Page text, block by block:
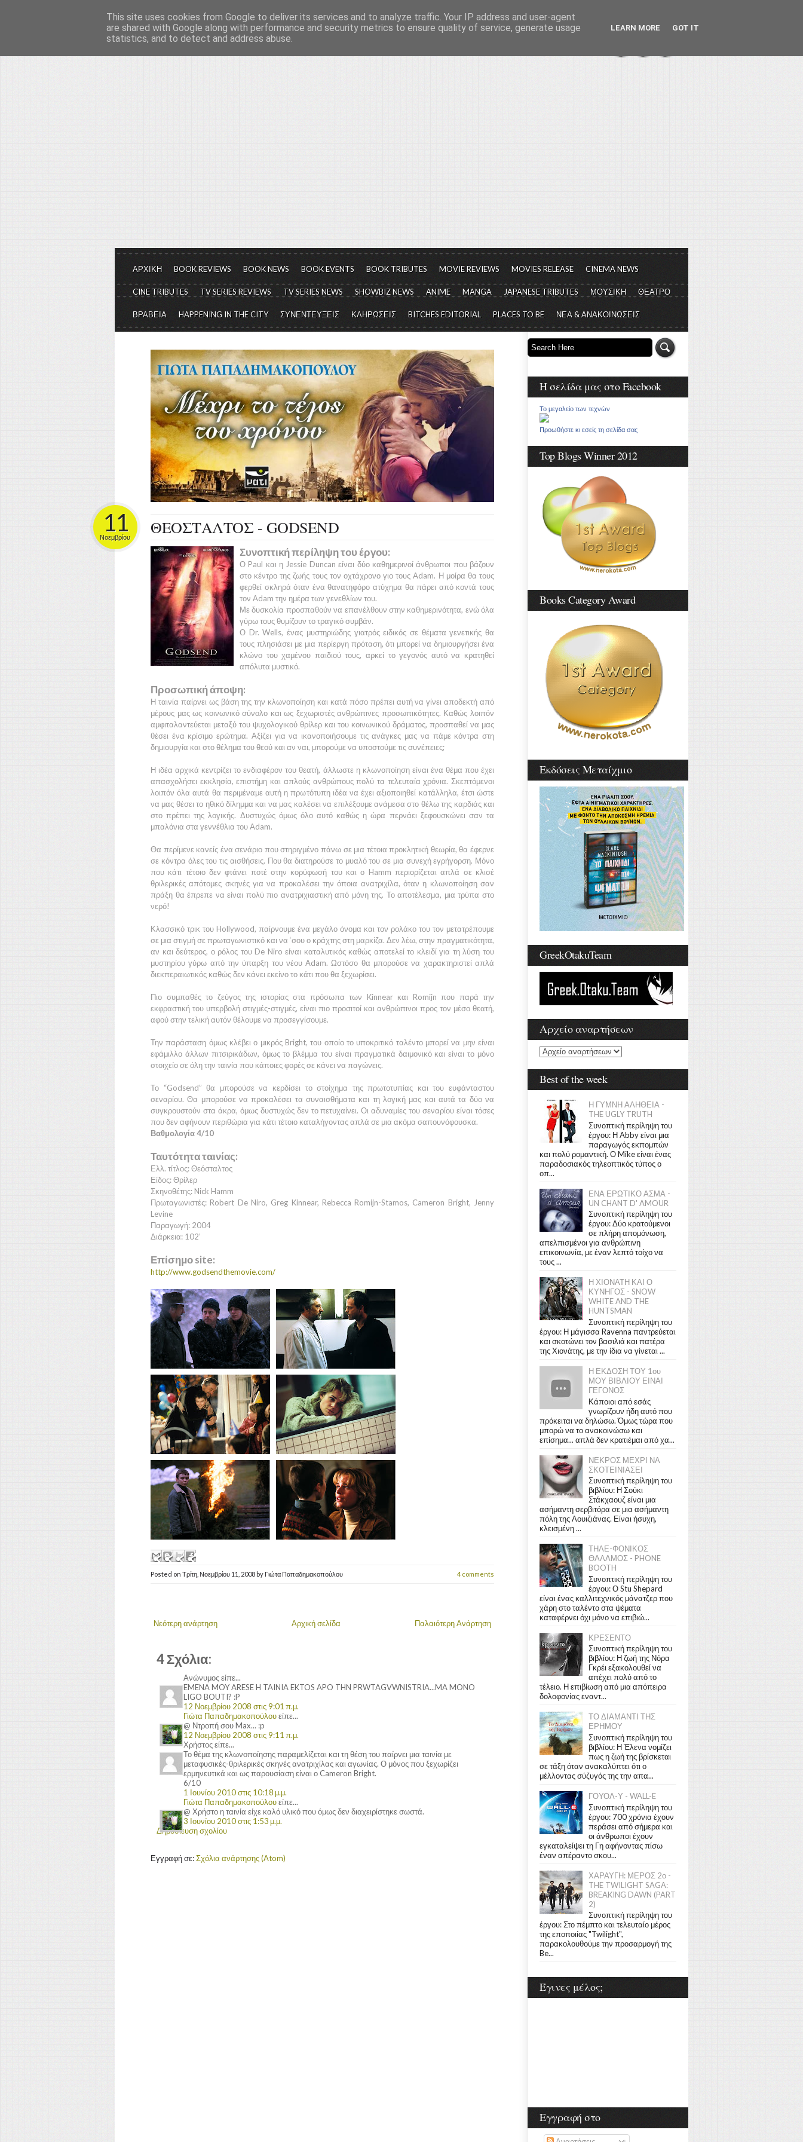
Το μεγαλείο των Τεχνών...
Είμαστε πάντα εδώ για να μιλάμε για τον πολιτισμό, σε κάθε του μορφή και έκταση...
ΑΡΧΙΚΗ BOOK REVIEWS BOOK NEWS BOOK EVENTS BOOK TRIBUTES MOVIE REVIEWS MOVIES RELEASE CINEMA NEWS
CINE TRIBUTES TV SERIES REVIEWS TV SERIES NEWS SHOWBIZ NEWS ANIME MANGA JAPANESE TRIBUTES ΜΟΥΣΙΚΗ ΘΕΑΤΡΟ
ΒΡΑΒΕΙΑ HAPPENING IN THE CITY ΣΥΝΕΝΤΕΥΞΕΙΣ ΚΛΗΡΩΣΕΙΣ BITCHES EDITORIAL PLACES TO BE ΝΕΑ & ΑΝΑΚΟΙΝΩΣΕΙΣ
ΘΕΟΣΤΑΛΤΟΣ - GODSEND
11
Νοεμβρίου
Συνοπτική περίληψη του έργου:
Ο Paul και η Jessie Duncan είναι δύο καθημερινοί άνθρωποι που βάζουν
στο κέντρο της ζωής τους τον οχτάχρονο γιο τουςAdam. Η μοίρα θα τους
φερθεί σκληρά όταν ένα θανατηφόρο ατύχημα θα πάρει από κοντά τους
τον Adam την ημέρα των γενεθλίων του.
Με δυσκολία προσπαθούν να επανέλθουν στην καθημερινότητα, ενώ όλα
γύρω τους θυμίζουν το τραγικό συμβάν.
Ο Dr. Wells, ένας μυστηριώδης γιατρός ειδικός σε θέματα γενετικής θα
τους πλησιάσει με μια περίεργη πρόταση, ότι μπορεί να δημιουργήσει ένα
κλώνο του χαμένου παιδιού τους, αρκεί το γεγονός αυτό να κρατηθεί
απόλυτα μυστικό.
Προσωπική άποψη:
Η ταινία παίρνει ως βάση της την κλωνοποίηση και κατά πόσο πρέπει αυτή να γίνει αποδεκτή από
μέρους μας ως κοινωνικό σύνολο και ως ξεχωριστές ανθρώπινες προσωπικότητες. Καθώς λοιπόν
αμφιταλαντεύεται μεταξύ του ψυχολογικού θρίλερ και του κοινωνικού δράματος, προσπαθεί να μας
θέσει ένα κρίσιμο ερώτημα. Αξίζει για να ικανοποιήσουμε τις ανάγκες μας να πάμε κόντρα στη
δημιουργία και στο θέλημα του θεού και αν ναι, μπορούμε να υποστούμε τις συνέπειες;
Η ιδέα αρχικά κεντρίζει το ενδιαφέρον του θεατή, άλλωστε η κλωνοποίηση είναι ένα θέμα που έχει
απασχολήσει εκκλησία, επιστήμη και απλούς ανθρώπους πολύ τα τελευταία χρόνια. Σκεπτόμενοι
λοιπόν όλα αυτά θα περιμέναμε αυτή η πρωτότυπη ιδέα να έχει αξιοποιηθεί κατάλληλα, έτσι ώστε
να μας θέσει το ηθικό δίλημμα και να μας καλέσει να επιλέξουμε ανάμεσα στο θέλω της καρδιάς και
στο πρέπει της λογικής. Δυστυχώς όμως όλο αυτό καθώς η ώρα περνάει ξεφουσκώνει σαν τα
μπαλόνια στα γεννέθλια τουAdam.
Θα περίμενε κανείς ένα σενάριο που στηριγμένο πάνω σε μια τέτοια προκλητική θεωρία, θα έφερνε
σε κόντρα όλες του τις αισθήσεις. Που θα διατηρούσε το μυαλό του σε μια συνεχή εγρήγορση. Μόνο
που κάτι τέτοιο δεν φτάνει ποτέ στην κορύφωσή του και ο Hammπεριορίζεται απλά σε κλισέ
θριλερικές απότομες σκηνές για να προκαλέσει την όποια ανατριχίλα, όταν η κλωνοποίηση σαν
πράξη θα έπρεπε να είναι πολύ πιο ανατριχιαστική από μόνη της. Το αποτέλεσμα, μια τρύπα στο
νερό!
Κλασσικό τρικ του Hollywood, παίρνουμε ένα μεγάλο όνομα και τον ρολάκο του τον μετατρέπουμε
σε μια στιγμή σε πρωταγωνιστικό και να ‘σου ο κράχτης στη μαρκίζα. Δεν λέω, στην πραγματικότητα,
αν και δεύτερος, ο ρόλος του De Niro είναι καταλυτικός καθώς αποτελεί το κλειδί για τη λύση του
μυστηρίου γύρω από την ύπαρξη του νέουAdam. Ωστόσο θα μπορούσε να χαρακτηριστεί απλά
διεκπεραιωτικός καθώς δεν κάνει εκείνο το κάτι που θα ξεχωρίσει.
Πιο συμπαθές το ζεύγος της ιστορίας στα πρόσωπα των Kinnearκαι Romijn που παρά την
εκφραστική του υπερβολή στιγμές-στιγμές, είναι πιο προσιτοί και ανθρώπινοι προς τον μέσο θεατή,
αφού στην τελική αυτόν θέλουμε να προσεγγίσουμε.
Την παράσταση όμως κλέβει ο μικρός Bright, του οποίο το υποκριτικό ταλέντο μπορεί να μην είναι
εφάμιλλο άλλων πιτσιρικάδων, όμως το βλέμμα του είναι πραγματικά δαιμονικό και είναι το μόνο
στοιχείο σε όλη την ταινία που κάποιες φορές σε κάνει να παγώνεις.
Το “Godsend” θα μπορούσε να κερδίσει το στοίχημα της πρωτοτυπίας και του ευφάνταστου
σεναρίου. Θα μπορούσε να προκαλέσει τα συναισθήματα και τη λογική μας και αυτά τα δύο να
συγκρουστούν στα άκρα, όμως δυστυχώς δεν το πετυχαίνει. Οι αδυναμίες του σεναρίου είναι τόσες
που δεν αφήνουν περιθώρια για κάτι τέτοιο καταλήγοντας απλά σε μια ακόμα σαπουνόφουσκα.
Βαθμολογία 4/10
Ταυτότητα ταινίας:
Ελλ. τίτλος: Θεόσταλτος
Είδος: Θρίλερ
Σκηνοθέτης: Nick Hamm
Πρωταγωνιστές: Robert De Niro, Greg Kinnear, Rebecca Romijn-Stamos, Cameron Bright, Jenny
Levine
Παραγωγή: 2004
Διάρκεια: 102’
Επίσημο site:
http://www.godsendthemovie.com/
Posted on Τρίτη, Νοεμβρίου 11, 2008 by Γιώτα Παπαδημακοπούλου 4 comments
Νεότερη ανάρτηση Παλαιότερη Ανάρτηση
Αρχική σελίδα
4 Σχόλια:
Ανώνυμος είπε...
EMENA MOY ARESE H TAINIA EKTOS APO THN PRWTAGVWNISTRIA...MA MONO
LIGO BOUTI? :P
12 Νοεμβρίου 2008 στις 9:01 π.μ.
Γιώτα Παπαδημακοπούλουείπε...
@ Ντροπή σου Max... :p
12 Νοεμβρίου 2008 στις 9:11 π.μ.
Χρήστος είπε...
Το θέμα της κλωνοποίησης παραμελίζεται και τη θέση του παίρνει μια ταινία με
μεταφυσικές-θριλερικές σκηνές ανατριχίλας και αγωνίας. Ο μόνος που ξεχωρίζει
ερμηνευτικά και ως παρουσίαση είναι ο Cameron Bright.
6/10
1 Ιουνίου 2010 στις 10:18 μ.μ.
Γιώτα Παπαδημακοπούλουείπε...
@ Χρήστο η ταινία είχε καλό υλικό που όμως δεν διαχειρίστηκε σωστά.
3 Ιουνίου 2010 στις 1:53 μ.μ.
Δημοσίευση σχολίου
Εγγραφή σε:Σχόλια ανάρτησης (Atom)
Η σελίδα μας στο Facebook
Το μεγαλείο των τεχνών
Προωθήστε κι εσείς τη σελίδα σας
Top Blogs Winner 2012
Books Category Award
Εκδόσεις Μεταίχμιο
GreekOtakuTeam
Αρχείο αναρτήσεων
Best of the week
Η ΓΥΜΝΗ ΑΛΗΘΕΙΑ -
THE UGLY TRUTH
Συνοπτική περίληψη του
έργου: Η Abby είναι μια
παραγωγός εκπομπών
και πολύ ρομαντική. Ο Mike είναι ένας
παραδοσιακός τηλεοπτικός τύπος ο
οπ...
ΕΝΑ ΕΡΩΤΙΚΟ ΑΣΜΑ -
UN CHANT D' AMOUR
Συνοπτική περίληψη του
έργου: Δύο κρατούμενοι
σε πλήρη απομόνωση,
απελπισμένοι για ανθρώπινη
επικοινωνία, με έναν λεπτό τοίχο να
τους ...
Η ΧΙΟΝΑΤΗ ΚΑΙ Ο
ΚΥΝΗΓΟΣ - SNOW
WHITE AND THE
HUNTSMAN
Συνοπτική περίληψη του
έργου: Η μάγισσα Ravenna παντρεύεται
και σκοτώνει τον βασιλιά και πατέρα
της Χιονάτης, με την ίδια να γίνεται ...
Η ΕΚΔΟΣΗ ΤΟΥ 1ου
ΜΟΥ ΒΙΒΛΙΟΥ ΕΙΝΑΙ
ΓΕΓΟΝΟΣ
Κάποιοι από εσάς
γνωρίζουν ήδη αυτό που
πρόκειται να δηλώσω. Όμως τώρα που
μπορώ να το ανακοινώσω και
επίσημα... απλά δεν κρατιέμαι από χα...
ΝΕΚΡΟΣ ΜΕΧΡΙ ΝΑ
ΣΚΟΤΕΙΝΙΑΣΕΙ
Συνοπτική περίληψη του
βιβλίου: Η Σούκι
Στάκχαουζ είναι μια
ασήμαντη σερβιτόρα σε μια ασήμαντη
πόλη της Λουιζιάνας. Είναι ήσυχη,
κλεισμένη ...
ΤΗΛΕ-ΦΟΝΙΚΟΣ
ΘΑΛΑΜΟΣ - PHONE
BOOTH
Συνοπτική περίληψη του
έργου: Ο Stu Shepard
είναι ένας καλλιτεχνικός μάνατζερ που
χάρη στο ταλέντο στα ψέματα
καταφέρνει όχι μόνο να επιβιώ...
ΚΡΕΣΕΝΤΟ
Συνοπτική περίληψη του
βιβλίου: Η ζωή της Νόρα
Γκρέι εξακολουθεί να
απέχει πολύ από το
τέλειο. Η επιβίωση από μια απόπειρα
δολοφονίας εναντ...
ΤΟ ΔΙΑΜΑΝΤΙ ΤΗΣ
ΕΡΗΜΟΥ
Συνοπτική περίληψη του
βιβλίου: Η Έλενα νομίζει
πως η ζωή της βρίσκεται
σε τάξη όταν ανακαλύπτει ότι ο
μέλλοντας σύζυγός της την απα...
ΓΟΥΟΛ-Υ - WALL-E
Συνοπτική περίληψη του
έργου: 700 χρόνια έχουν
περάσει από σήμερα και
οι άνθρωποι έχουν
εγκαταλείψει τη Γη αφήνοντας πίσω
έναν απέραντο σκου...
ΧΑΡΑΥΓΗ: ΜΕΡΟΣ 2ο -
THE TWILIGHT SAGA:
BREAKING DAWN (PART
2)
Συνοπτική περίληψη του
έργου: Στο πέμπτο και τελευταίο μέρος
της εποποιίας "Twilight",
παρακολουθούμε την προσαρμογή της
Be...
Έγινες μέλος;
Εγγραφή στο
This site uses cookies from Google to deliver its services and to analyze traffic. Your IP address and user-agent
are shared with Google along with performance and security metrics to ensure quality of service, generate usage
statistics, and to detect and address abuse.
LEARN MORE GOT IT